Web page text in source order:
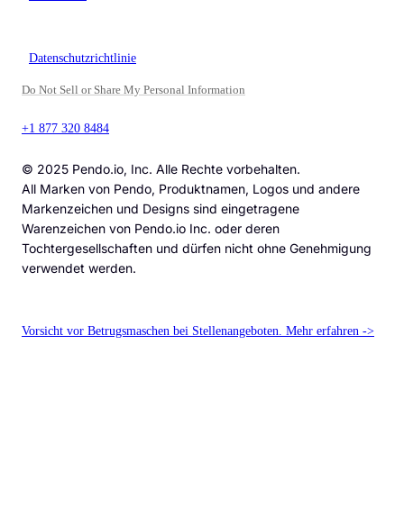
Datenschutzrichtlinie
Do Not Sell or Share My Personal Information
+1 877 320 8484
© 2025 Pendo.io, Inc. Alle Rechte vorbehalten.
All Marken von Pendo, Produktnamen, Logos und andere
Markenzeichen und Designs sind eingetragene
Warenzeichen von Pendo.io Inc. oder deren
Tochtergesellschaften und dürfen nicht ohne Genehmigung
verwendet werden.
Vorsicht vor Betrugsmaschen bei Stellenangeboten. Mehr erfahren ->